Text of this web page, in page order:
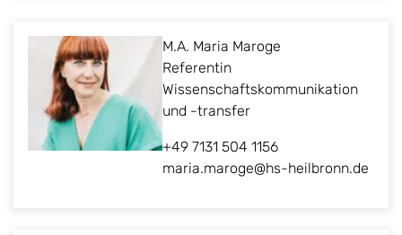
M.A. Maria Maroge
Referentin
Wissenschaftskommunikation
und -transfer
+49 7131 504 1156
maria.maroge@hs-heilbronn.de